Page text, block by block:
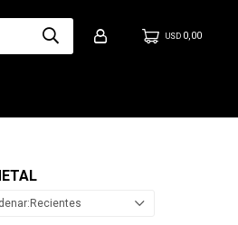
USD 0,00
Recientes